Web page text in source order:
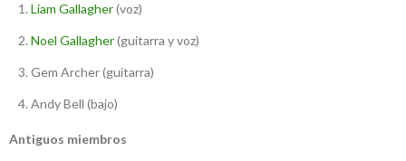
Liam Gallagher(voz)
Noel Gallagher(guitarra y voz)
Gem Archer (guitarra)
Andy Bell (bajo)
Antiguos miembros